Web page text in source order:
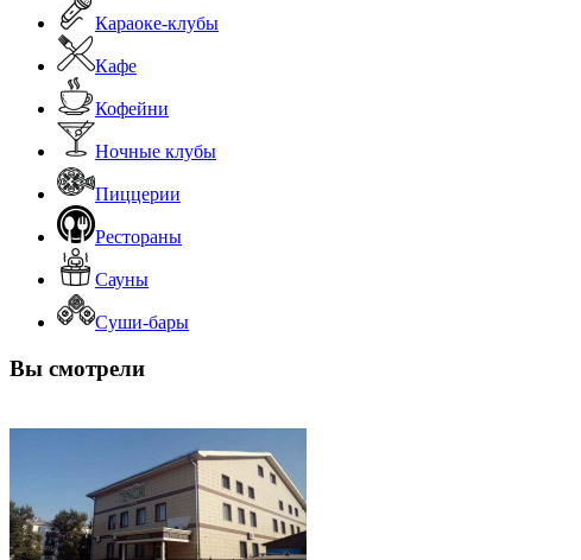
Караоке-клубы
Кафе
Кофейни
Ночные клубы
Пиццерии
Рестораны
Сауны
Суши-бары
Вы смотрели